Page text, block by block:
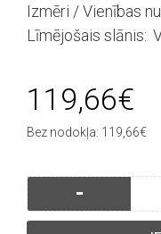
Izmēri / Vienības
Līmējošais slānis:
119,66€
Bez nodokļa: 119,66€
-